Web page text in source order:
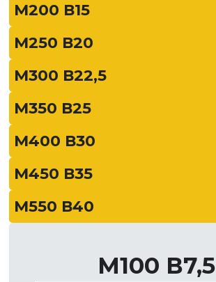
М200 В15
М250 В20
М300 В22,5
М350 В25
М400 В30
М450 В35
М550 В40
М100 В7,5